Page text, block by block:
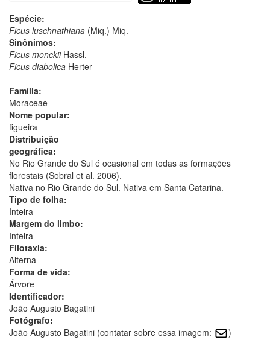
Espécie:
Ficus luschnathiana (Miq.) Miq.
Sinônimos:
Ficus monckiiHassl.
Ficus diabolica Herter
Família:
Moraceae
Nome popular:
figueira
Distribuição
geográfica:
No Rio Grande do Sul é ocasional em todas as formações
florestais (Sobral et al. 2006).
Nativa no Rio Grande do Sul. Nativa em Santa Catarina.
Tipo de folha:
Inteira
Margem do limbo:
Inteira
Filotaxia:
Alterna
Forma de vida:
Árvore
Identificador:
João Augusto Bagatini
Fotógrafo:
João Augusto Bagatini (contatar sobre essa imagem:
)